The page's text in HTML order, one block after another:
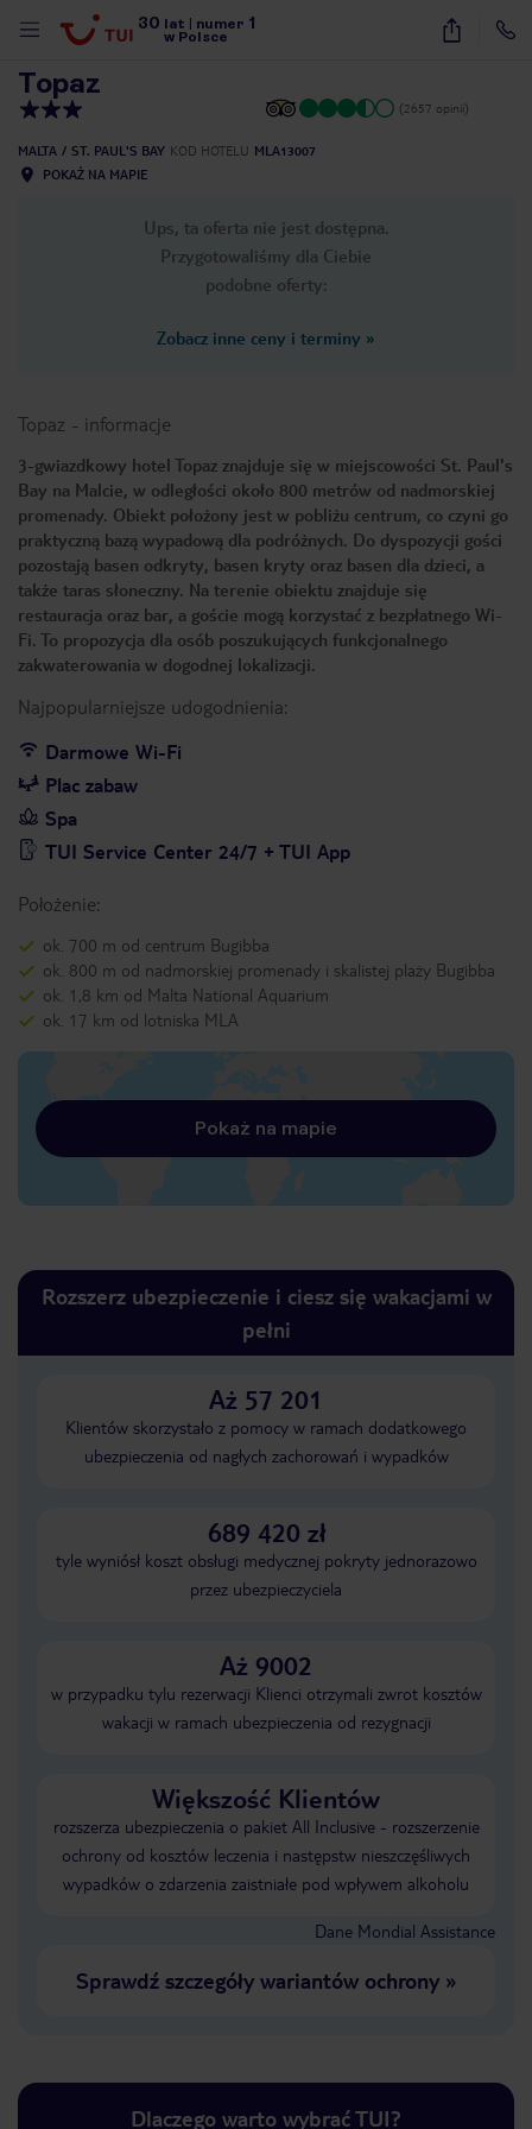
30 lat numer 1
w Polsce
38
Topaz
(2657 opinii)
MALTA ST. PAUL'S BAY KOD HOTELU MLA13007
POKAŻ NA MAPIE
Ups, ta oferta nie jest dostępna.
Przygotowaliśmy dla Ciebie
podobne oferty:
Zobacz inne ceny i terminy »
Topaz - informacje
3-gwiazdkowy hotel Topaz znajduje się w miejscowości St. Paul's
Bay na Malcie, w odległości około 800 metrów od nadmorskiej
promenady. Obiekt położony jest w pobliżu centrum, co czyni go
praktyczną bazą wypadową dla podróżnych. Do dyspozycji gości
pozostają basen odkryty, basen kryty oraz basen dla dzieci, a
także taras słoneczny. Na terenie obiektu znajduje się
restauracja oraz bar, a goście mogą korzystać z bezpłatnego Wi-
Fi. To propozycja dla osób poszukujących funkcjonalnego
zakwaterowania w dogodnej lokalizacji.
Najpopularniejsze udogodnienia:
Darmowe Wi-Fi
Plac zabaw
Spa
TUI Service Center 24/7 + TUI App
Położenie:
ok. 700 m od centrum Bugibba
ok. 800 m od nadmorskiej promenady i skalistej plaży Bugibba
ok. 1,8 km od Malta National Aquarium
ok. 17 km od lotniska MLA
Pokaż na mapie
Rozszerz ubezpieczenie i ciesz się wakacjami w
pełni
Aż 57 201
Klientów skorzystało z pomocy w ramach dodatkowego
ubezpieczenia od nagłych zachorowań i wypadków
689 420 zł
tyle wyniósł koszt obsługi medycznej pokryty jednorazowo
przez ubezpieczyciela
Aż 9002
w przypadku tylu rezerwacji Klienci otrzymali zwrot kosztów
wakacji w ramach ubezpieczenia od rezygnacji
Większość Klientów
rozszerza ubezpieczenia o pakiet All Inclusive - rozszerzenie
ochrony od kosztów leczenia i następstw nieszczęśliwych
wypadków o zdarzenia zaistniałe pod wpływem alkoholu
Dane Mondial Assistance
Sprawdź szczegóły wariantów ochrony»
Dlaczego warto wybrać TUI?